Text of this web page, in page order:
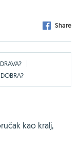
Share
kao kralj,